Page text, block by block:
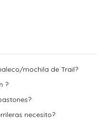
mochila de Trail?
?
necesito?